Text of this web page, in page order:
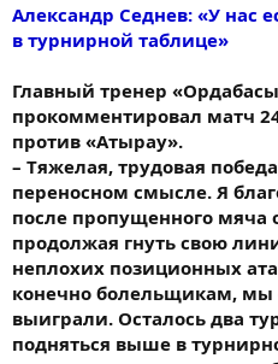
Александр Седнев: «У нас
в турнирной таблице»
Главный тренер
прокомментировал матч
против «Атырау».
– Тяжелая, трудовая
переносном смысле. Я
после пропущенного мяча
продолжая гнуть свою
неплохих позиционных
конечно болельщикам,
выиграли. Осталось два
подняться выше в